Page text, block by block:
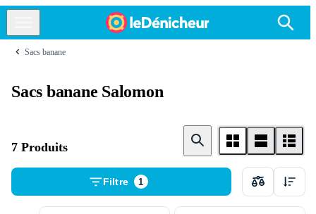
Sacs banane
Sacs banane Salomon
7 Produits
Filtre 1